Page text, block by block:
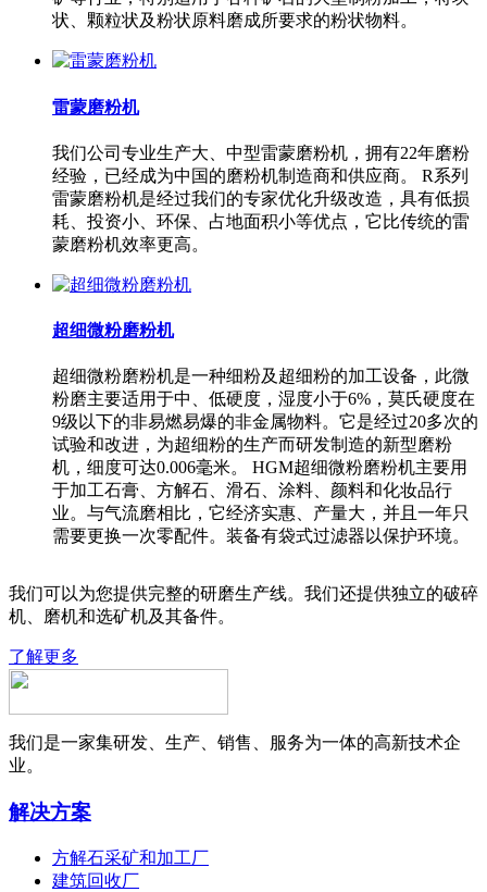
状、颗粒状及粉状原料磨成所要求的粉状物料。
雷蒙磨粉机
我们公司专业生产大、中型雷蒙磨粉机，拥有22年磨粉
经验，已经成为中国的磨粉机制造商和供应商。 R系列
雷蒙磨粉机是经过我们的专家优化升级改造，具有低损
耗、投资小、环保、占地面积小等优点，它比传统的雷
蒙磨粉机效率更高。
超细微粉磨粉机
超细微粉磨粉机是一种细粉及超细粉的加工设备，此微
粉磨主要适用于中、低硬度，湿度小于6%，莫氏硬度在
9级以下的非易燃易爆的非金属物料。它是经过20多次的
试验和改进，为超细粉的生产而研发制造的新型磨粉
机，细度可达0.006毫米。 HGM超细微粉磨粉机主要用
于加工石膏、方解石、滑石、涂料、颜料和化妆品行
业。与气流磨相比，它经济实惠、产量大，并且一年只
需要更换一次零配件。装备有袋式过滤器以保护环境。
我们可以为您提供完整的研磨生产线。我们还提供独立的破碎
机、磨机和选矿机及其备件。
了解更多
我们是一家集研发、生产、销售、服务为一体的高新技术企
业。
解决方案
方解石采矿和加工厂
建筑回收厂